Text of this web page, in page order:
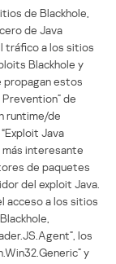
de Blackhole,
de Java
tráfico a los sitios
Blackhole y
propagan estos
de
runtime/de
Java
más interesante
de paquetes
del exploit Java.
acceso a los sitios
los
y